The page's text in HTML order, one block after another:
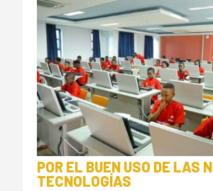
POR EL BUEN USO DE LAS
TECNOLOGÍAS